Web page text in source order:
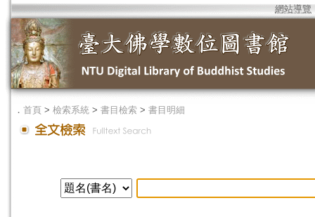
網站導覽
． 首頁 > 檢索系統 > 書目檢索 > 書目明細